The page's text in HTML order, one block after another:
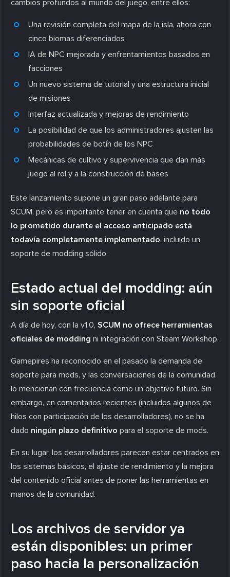
cambios profundos al mundo del juego, entre ellos:
Una revisión completa del mapa de la isla, ahora con
cinco biomas diferenciados
IA de NPC mejorada y enfrentamientos basados en
facciones
Un nuevo sistema de tutorial y una estructura inicial
de misiones
Interfaz actualizada y mejoras de rendimiento
La posibilidad de que los administradores ajusten las
probabilidades de botín de los NPC
Mecánicas de cultivo y supervivencia que dan más
juego al rol y a la construcción de bases
Este lanzamiento supone un gran paso adelante para
SCUM, pero es importante tener en cuenta que no todo
lo prometido durante el acceso anticipado está
todavía completamente implementado, incluido un
soporte de modding sólido.
Estado actual del modding: aún
sin soporte oficial
A día de hoy, con la v1.0, SCUM no ofrece herramientas
oficiales de modding ni integración con Steam Workshop.
Gamepires ha reconocido en el pasado la demanda de
soporte para mods, y las conversaciones de la comunidad
lo mencionan con frecuencia como un objetivo futuro. Sin
embargo, en comentarios recientes (incluidos algunos de
hilos con participación de los desarrolladores), no se ha
dado ningún plazo definitivo para el soporte de mods.
En su lugar, los desarrolladores parecen estar centrados en
los sistemas básicos, el ajuste de rendimiento y la mejora
del contenido oficial antes de poner las herramientas en
manos de la comunidad.
Los archivos de servidor ya
están disponibles: un primer
paso hacia la personalización